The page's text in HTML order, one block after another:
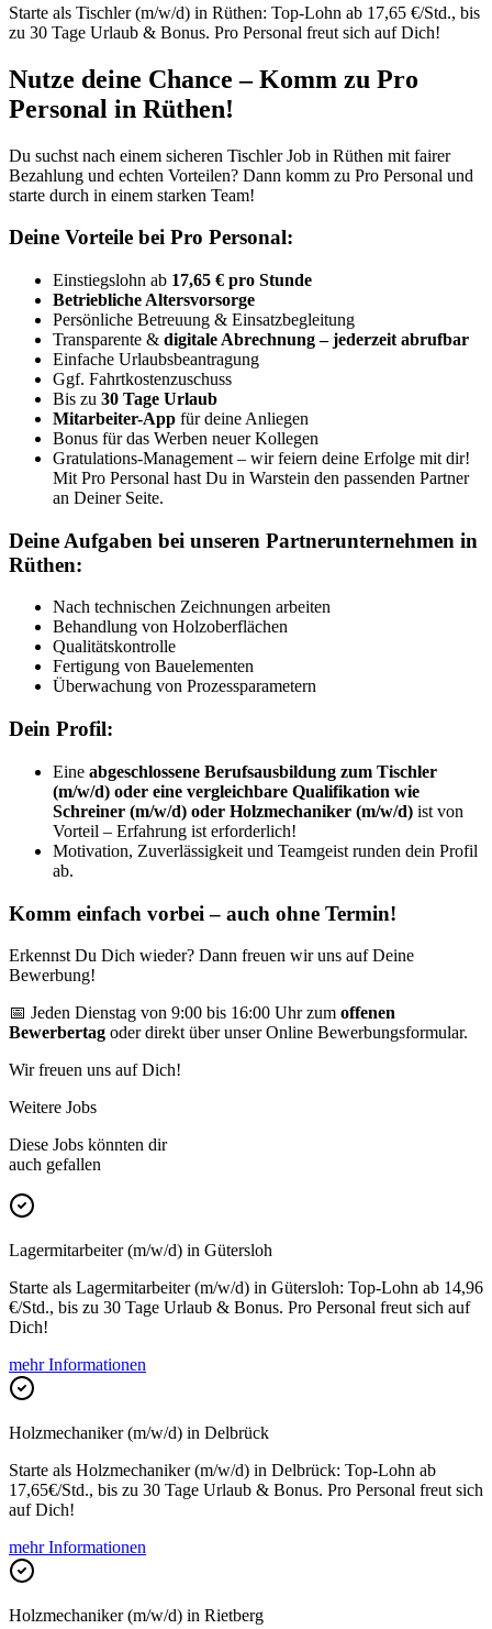
Starte als Tischler (m/w/d) in Rüthen: Top-Lohn ab 17,65 €/Std., bis
zu 30 Tage Urlaub & Bonus. Pro Personal freut sich auf Dich!
Nutze deine Chance – Komm zu Pro
Personal in Rüthen!
Du suchst nach einem sicheren Tischler Job in Rüthen mit fairer
Bezahlung und echten Vorteilen? Dann komm zu Pro Personal und
starte durch in einem starken Team!
Deine Vorteile bei Pro Personal:
Einstiegslohn ab 17,65 € pro Stunde
Betriebliche Altersvorsorge
Persönliche Betreuung & Einsatzbegleitung
Transparente & digitale Abrechnung – jederzeit abrufbar
Einfache Urlaubsbeantragung
Ggf. Fahrtkostenzuschuss
Bis zu 30 Tage Urlaub
Mitarbeiter-App für deine Anliegen
Bonus für das Werben neuer Kollegen
Gratulations-Management – wir feiern deine Erfolge mit dir!
Mit Pro Personal hast Du in Warstein den passenden Partner
an Deiner Seite.
Deine Aufgaben bei unseren Partnerunternehmen in
Rüthen:
Nach technischen Zeichnungen arbeiten
Behandlung von Holzoberflächen
Qualitätskontrolle
Fertigung von Bauelementen
Überwachung von Prozessparametern
Dein Profil:
Eine abgeschlossene Berufsausbildung zum Tischler
(m/w/d) oder eine vergleichbare Qualifikation wie
Schreiner (m/w/d) oder Holzmechaniker (m/w/d) ist von
Vorteil – Erfahrung ist erforderlich!
Motivation, Zuverlässigkeit und Teamgeist runden dein Profil
ab.
Komm einfach vorbei – auch ohne Termin!
Erkennst Du Dich wieder? Dann freuen wir uns auf Deine
Bewerbung!
📅 Jeden Dienstag von 9:00 bis 16:00 Uhr zum offenen
Bewerbertag oder direkt über unser Online Bewerbungsformular.
Wir freuen uns auf Dich!
Weitere Jobs
Diese Jobs könnten dir
auch gefallen
Lagermitarbeiter (m/w/d) in Gütersloh
Starte als Lagermitarbeiter (m/w/d) in Gütersloh: Top-Lohn ab 14,96
€/Std., bis zu 30 Tage Urlaub & Bonus. Pro Personal freut sich auf
Dich!
mehr Informationen
Holzmechaniker (m/w/d) in Delbrück
Starte als Holzmechaniker (m/w/d) in Delbrück: Top-Lohn ab
17,65€/Std., bis zu 30 Tage Urlaub & Bonus. Pro Personal freut sich
auf Dich!
mehr Informationen
Holzmechaniker (m/w/d) in Rietberg